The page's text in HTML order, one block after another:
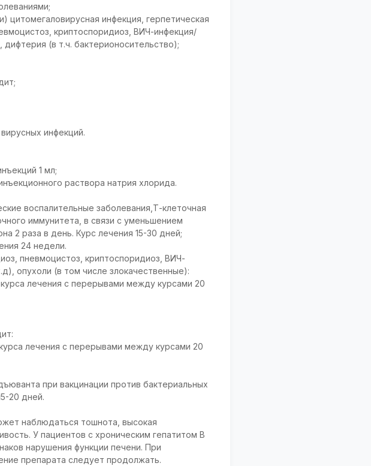
цитомегаловирусная инфекция, герпетическая
криптоспоридиоз, ВИЧ-инфекция/
(в т.ч. бактерионосительство);
инфекций.
1 мл;
раствора натрия хлорида.
воспалительные заболевания,Т-клеточная
иммунитета, в связи с уменьшением
2 раза в день. Курс лечения 15-30 дней;
24 недели.
пневмоцистоз, криптоспоридиоз, ВИЧ-
опухоли (в том числе злокачественные):
лечения с перерывами между курсами 20
лечения с перерывами между курсами 20
при вакцинации против бактериальных
20 дней.
наблюдаться тошнота, высокая
У пациентов с хроническим гепатитом В
нарушения функции печени. При
препарата следует продолжать.